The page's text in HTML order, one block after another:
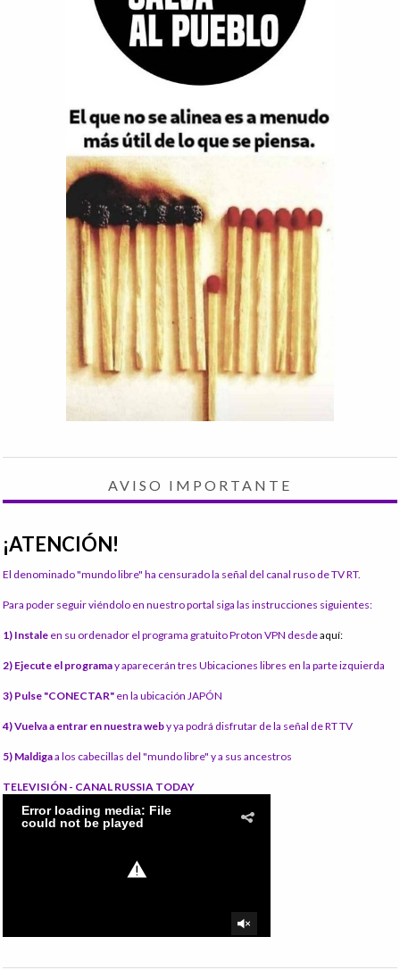
AVISO IMPORTANTE
¡ATENCIÓN!
El denominado "mundo libre" ha censurado la señal del canal ruso de TV RT.
Para poder seguir viéndolo en nuestro portal siga las instrucciones siguientes:
1) Instale en su ordenador el programa gratuito Proton VPN desdeaquí:
2) Ejecute el programay aparecerán tres Ubicaciones libres en la parte izquierda
3) Pulse "CONECTAR" en la ubicación JAPÓN
4) Vuelva a entrar en nuestra weby ya podrá disfrutar de la señal de RT TV
5) Maldigaa los cabecillas del "mundo libre" y a sus ancestros
TELEVISIÓN - CANAL RUSSIA TODAY